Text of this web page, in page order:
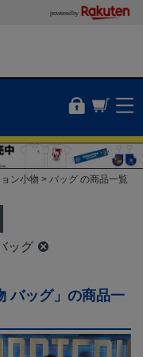
powered by
ン小物 バッグ の商品一覧
ッグ
バッグ」の商品一